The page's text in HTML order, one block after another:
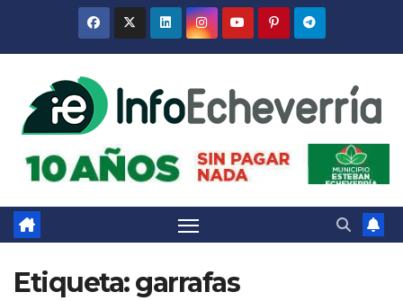
Etiqueta:garrafas